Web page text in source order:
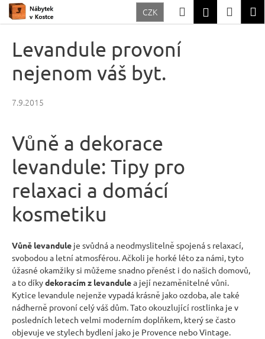
Přejít
CZK HledatPřihlášení
Levandule provoní
nejenom váš byt.
7.9.2015
Vůně a dekorace
levandule: Tipy pro
relaxaci a domácí
kosmetiku
Vůně levandule je svůdná a neodmyslitelně spojená s relaxací,
svobodou a letní atmosférou. Ačkoli je horké léto za námi, tyto
úžasné okamžiky si můžeme snadno přenést i do našich domovů,
a to díkydekoracím z levandulea její nezaměnitelné vůni.
Kytice levandule nejenže vypadá krásně jako ozdoba, ale také
nádherně provoní celý váš dům. Tato okouzlující rostlinka je v
posledních letech velmi moderním doplňkem, který se často
objevuje ve stylech bydlení jako je Provence nebo Vintage.
o
C
o
p
ř
e
u
t
e
n
a
j
í